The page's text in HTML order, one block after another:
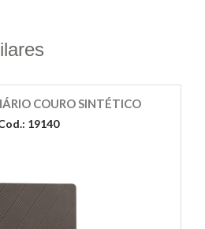
COURO SINTÉTICO
19140